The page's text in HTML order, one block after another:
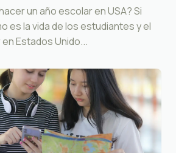
un año escolar en USA? Si
es la vida de los estudiantes y el
Estados Unido...